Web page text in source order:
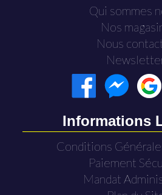
Qui sommes
Nos
Nous
Informations
Conditions
Paiement
Mandat